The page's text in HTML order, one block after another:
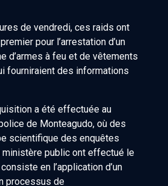
de vendredi, ces raids ont
pour l’arrestation d’un
d’armes à feu et de vêtements
fourniraient des informations
a été effectuée au
de Monteagudo, où des
scientifique des enquêtes
ministère public ont effectué le
en l’application d’un
processus de